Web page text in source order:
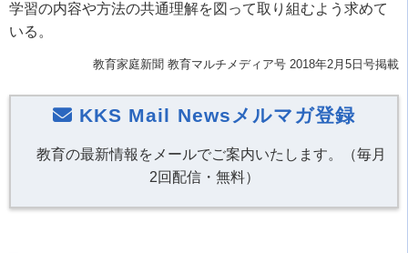
学習の内容や方法の共通理解を図って取り組むよう求めて
いる。
教育家庭新聞 教育マルチメディア号 2018年2月5日号掲載
KKS Mail Newsメルマガ登録
教育の最新情報をメールでご案内いたします。（毎月
2回配信・無料）